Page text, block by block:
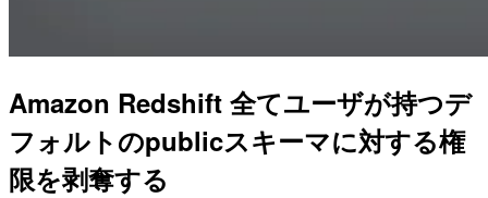
Amazon Redshift 全てユーザが持つデ
フォルトのpublicスキーマに対する権
限を剥奪する